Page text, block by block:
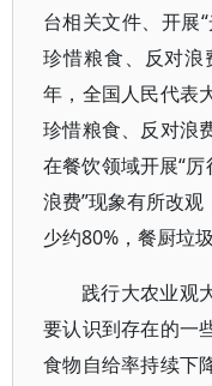
台相关文件、开展
珍惜粮食、反对
年，全国人民代表
珍惜粮食、反对浪
在餐饮领域开展“
浪费”现象有所改
少约80%，餐厨垃
践行大农业观
要认识到存在的一
食物自给率持续下